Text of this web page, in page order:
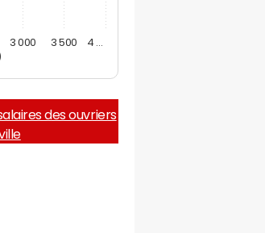
3 000 3 500 4 …
des ouvriers